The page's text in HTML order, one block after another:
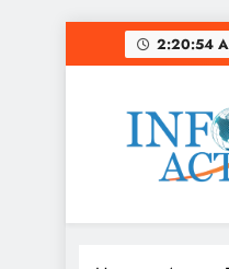
to
2:20:54
La